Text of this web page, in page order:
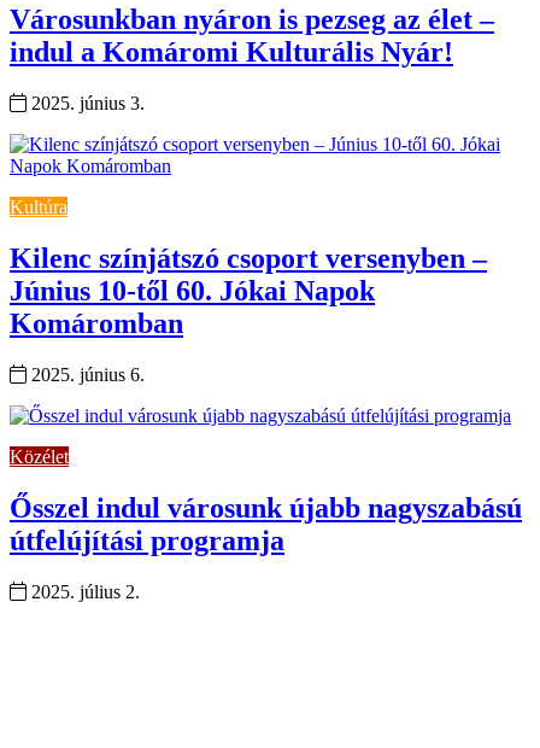
Városunkban nyáron is pezseg az élet –
indul a Komáromi Kulturális Nyár!
2025. június 3.
Kultúra
Kilenc színjátszó csoport versenyben –
Június 10-től 60. Jókai Napok
Komáromban
2025. június 6.
Közélet
Ősszel indul városunk újabb nagyszabású
útfelújítási programja
2025. július 2.